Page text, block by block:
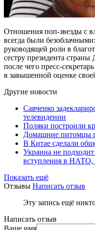
Отношения поп-звезды с
всегда были
руководящей роли в
сестру президента
после чего пресс-
в завышенной оценке
Другие новости
Савченко
телевидении
Поляки построили
Домашние питомцы
В Китае сделали
Украина не
вступления в НАТО,
Показать ещё
Отзывы Написать отзыв
Эту запись ещё
Написать отзыв
Ваше имя